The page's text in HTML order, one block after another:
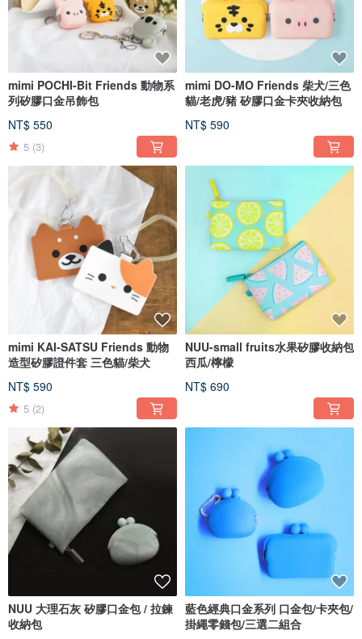
mimi POCHI-Bit Friends 動物系
列矽膠口金吊飾包
NT$ 550
5 (3)
mimi DO-MO Friends 柴犬/三色
貓/老虎/豬 矽膠口金卡夾收納包
NT$ 590
mimi KAI-SATSU Friends 動物
造型矽膠證件套 三色貓/柴犬
NT$ 590
5 (2)
NUU-small fruits水果矽膠收納包
西瓜/檸檬
NT$ 690
NUU 大理石灰 矽膠口金包 / 拉鍊
收納包
藍色經典口金系列 口金包/卡夾包/
掛繩零錢包/三選二組合